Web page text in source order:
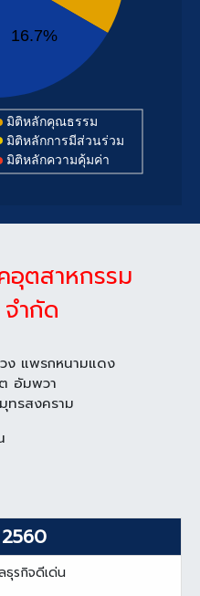
มิติหลักคุณธรรม
มิติหลักการมีส่วนร่วม
มิติหลักความคุ้มค่า
16.7%
อุตสาหกรรม
ำกัด
ง แพรกหนามแดง
อัมพวา
ทรสงคราม
ธุรกิจดีเด่น